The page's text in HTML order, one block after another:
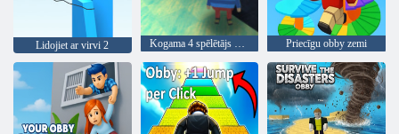
Lidojiet ar virvi 2 Kogama 4 spēlētājs parkour Priecīgu obby zemi